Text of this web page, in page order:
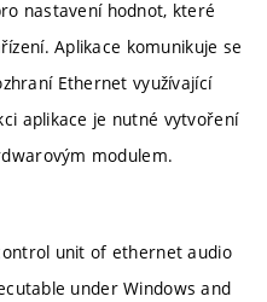
nastavení hodnot, které
Aplikace komunikuje se
Ethernet využívající
aplikace je nutné vytvoření
modulem.
unit of ethernet audio
under Windows and